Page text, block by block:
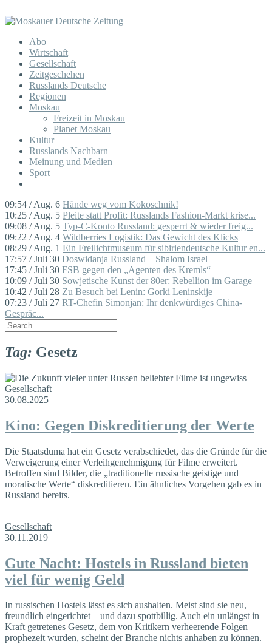
Abo
Wirtschaft
Gesellschaft
Zeitgeschehen
Russlands Deutsche
Regionen
Moskau
Freizeit in Moskau
Planet Moskau
Kultur
Russlands Nachbarn
Meinung und Medien
Sport
09:54 / Aug. 6 Hände weg vom Kokoschnik!
10:25 / Aug. 5 Pleite statt Profit: Russlands Fashion-Markt krise...
09:08 / Aug. 5 Typ-C-Konto Russland: gesperrt & wieder freig...
09:22 / Aug. 4 Wildberries Logistik: Das Gewicht des Klicks
08:29 / Aug. 1 Ein Freilichtmuseum für sibiriendeutsche Kultur en...
17:57 / Juli 30 Doswidanja Russland – Shalom Israel
17:45 / Juli 30 FSB gegen den „Agenten des Kremls“
10:09 / Juli 30 Sowjetische Kunst der 80er: Rebellion im Garage
10:42 / Juli 28 Zu Besuch bei Lenin: Gorki Leninskije
07:23 / Juli 27 RT-Chefin Simonjan: Ihr denkwürdiges China-
Gespräc...
Tag: Gesetz
Gesellschaft
30.08.2025
Kino: Gegen Diskreditierung der Werte
Die Staatsduma hat ein Gesetz verabschiedet, das die Gründe für die
Verweigerung einer Verleihgenehmigung für Filme erweitert.
Betroffen sind Bilder, die „traditionelle russische geistige und
moralische Werte“ diskreditieren. Ein ähnliches Vorgehen gab es in
Russland bereits.
Gesellschaft
30.11.2019
Gute Nacht: Hostels in Russland bieten
viel für wenig Geld
In russischen Hostels lässt es sich aushalten. Meist sind sie neu,
freundlich eingerichtet – und dazu spottbillig. Auch ein unlängst in
Kraft getretenes Gesetz, dem von Kritikern verheerende Folgen
prophezeit wurden, scheint der Branche nichts anhaben zu können.